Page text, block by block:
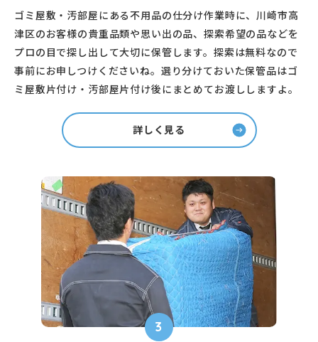
ゴミ屋敷・汚部屋にある不用品の仕分け作業時に、川崎市高
津区のお客様の貴重品類や思い出の品、探索希望の品などを
プロの目で探し出して大切に保管します。探索は無料なので
事前にお申しつけくださいね。選り分けておいた保管品はゴ
ミ屋敷片付け・汚部屋片付け後にまとめてお渡ししますよ。
詳しく見る
3